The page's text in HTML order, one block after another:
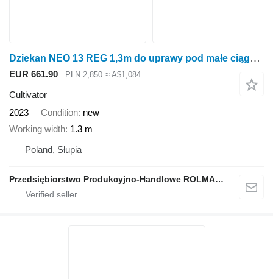
Dziekan NEO 13 REG 1,3m do uprawy pod małe ciągniki
EUR 661.90 PLN 2,850 ≈ A$1,084
Cultivator
2023
Condition new
Working width 1.3 m
Poland, Słupia
Przedsiębiorstwo Produkcyjno-Handlowe ROLMAPOL Marcin Dziekan